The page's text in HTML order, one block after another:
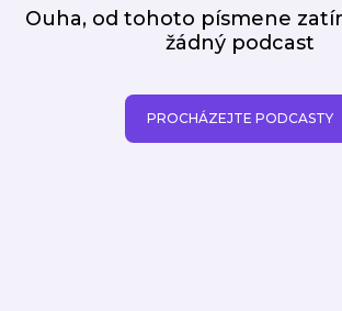
Ouha, od tohoto písmene
žádný podcast
PROCHÁZEJTE PODCASTY